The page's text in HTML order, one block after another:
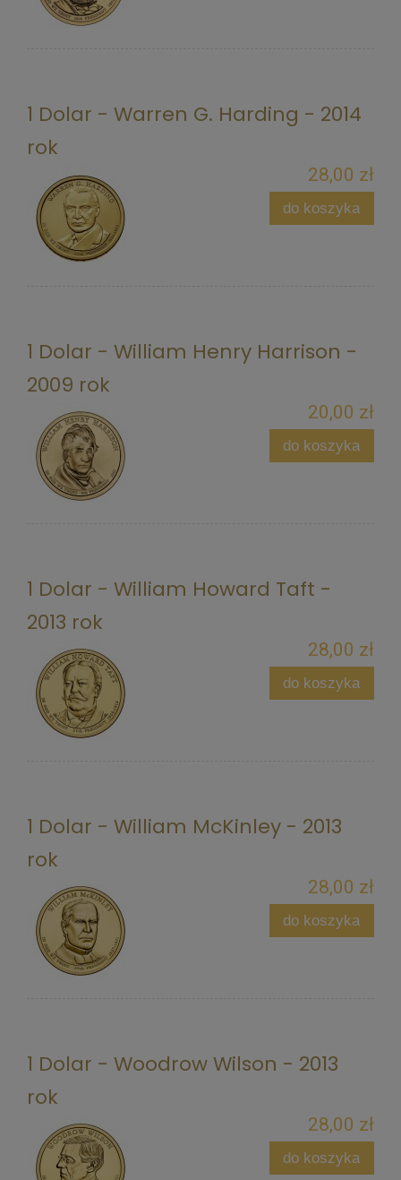
1 Dolar - Warren G. Harding - 2014
rok
28,00 zł
do koszyka
1 Dolar - William Henry Harrison -
2009 rok
20,00 zł
do koszyka
1 Dolar - William Howard Taft -
2013 rok
28,00 zł
do koszyka
1 Dolar - William McKinley - 2013
rok
28,00 zł
do koszyka
1 Dolar - Woodrow Wilson - 2013
rok
28,00 zł
do koszyka